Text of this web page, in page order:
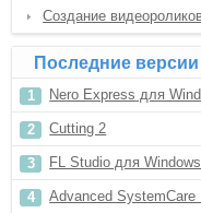
Создание
Последние версии
Nero Express для
Cutting 2
FL Studio для
Advanced SystemCare